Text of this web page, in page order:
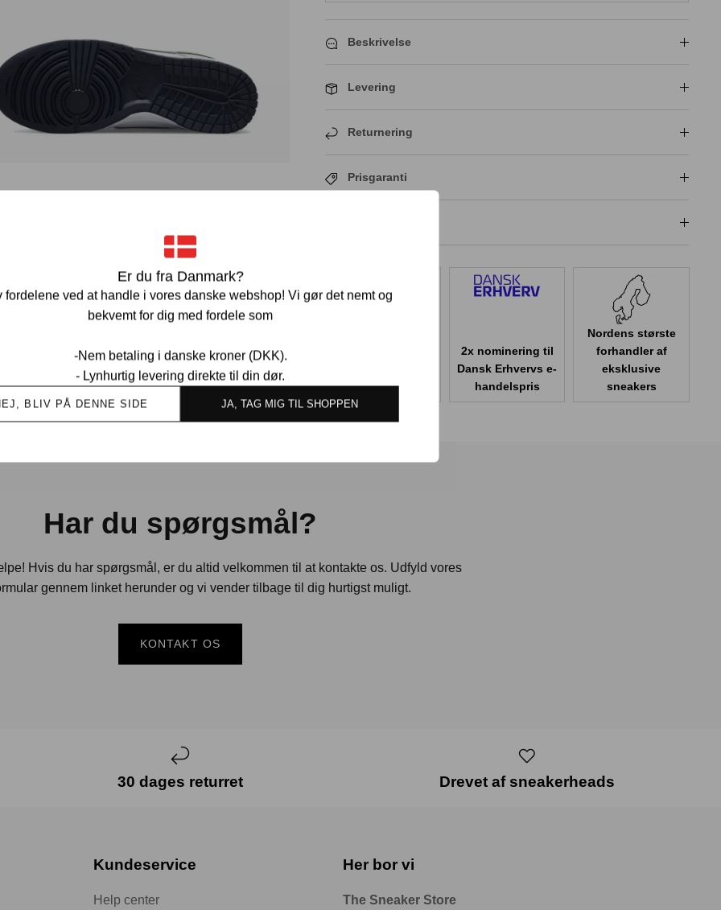
Er du fra Danmark?
fordelene ved at handle i vores danske webshop! Vi gør det nemt og
bekvemt for dig med fordele som
-Nem betaling i danske kroner (DKK).
- Lynhurtig levering direkte til din dør.
BLIV PÅ DENNE SIDE JA, TAG MIG TIL SHOPPEN
Beskrivelse
Levering
Returnering
Prisgaranti
kunder i Danmark
2x nominering til
Dansk Erhvervs e-
handelspris
Nordens største
forhandler af
eksklusive
sneakers
Har du spørgsmål?
Hvis du har spørgsmål, er du altid velkommen til at kontakte os. Udfyld vores
gennem linket herunder og vi vender tilbage til dig hurtigst muligt.
KONTAKT OS
30 dages returret Drevet af sneakerheads
Kundeservice
Help center
Her bor vi
The Sneaker Store